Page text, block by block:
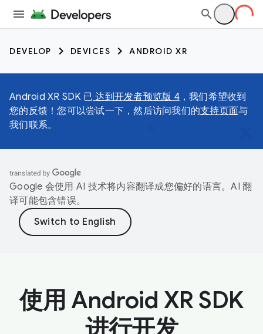
DEVELOP DEVICES ANDROID XR
Android XR SDK 已 达到开发者预览版 4，我们希望收到
您的反馈！您可以尝试一下，然后访问我们的支持页面与
我们联系。
Google 会使用 AI 技术将内容翻译成您偏好的语言。AI 翻
译可能包含错误。
使用 Android XR SDK
进行开发